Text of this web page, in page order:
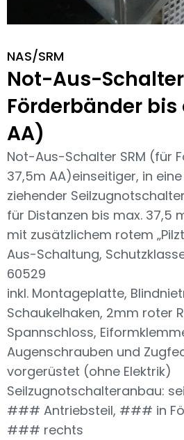
NAS/SRM
Not-Aus-
Förderbänder bis
AA)
Not-Aus-Schalter SRM (für
37,5m AA)einseitiger, in
ziehender
für Distanzen bis max. 37,5
mit zusätzlichem rotem
Aus-Schaltung,
60529
inkl. Montageplatte,
Schaukelhaken, 2mm roter
Spannschloss,
Augenschrauben und
vorgerüstet (ohne Elektrik)
Seilzugnotschalteranbau:
### Antriebsteil, ### in
### rechts